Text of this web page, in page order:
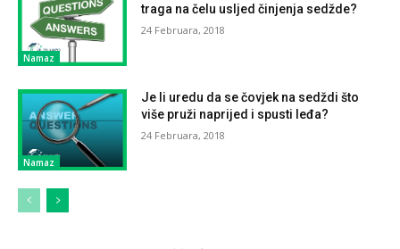
Namaz
traga na čelu usljed činjenja sedžde?
24 Februara, 2018
Namaz
Je li uredu da se čovjek na sedždi što
više pruži naprijed i spusti leđa?
24 Februara, 2018